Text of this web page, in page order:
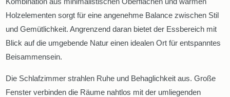
Holzelementen sorgt für eine angenehme Balance zwischen Stil
und Gemütlichkeit. Angrenzend daran bietet der Essbereich mit
Blick auf die umgebende Natur einen idealen Ort für entspanntes
Beisammensein.
Die Schlafzimmer strahlen Ruhe und Behaglichkeit aus. Große
Fenster verbinden die Räume nahtlos mit der umliegenden